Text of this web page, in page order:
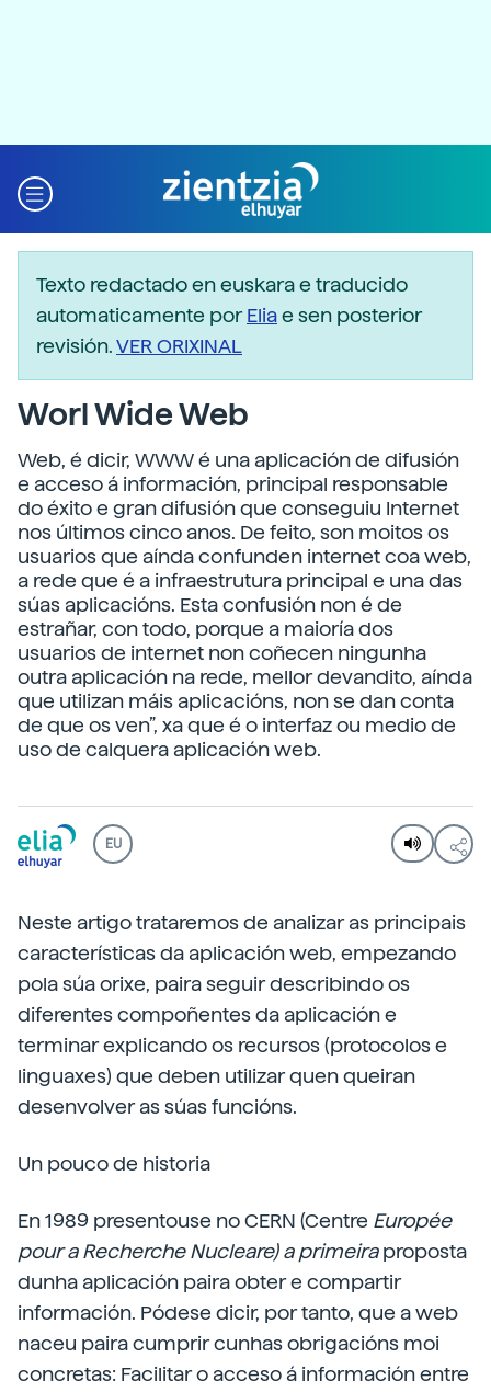
Texto redactado en euskara e traducido
automaticamente porEliae sen posterior
revisión.VER ORIXINAL
Worl Wide Web
Web, é dicir, WWW é una aplicación de difusión
e acceso á información, principal responsable
do éxito e gran difusión que conseguiu Internet
nos últimos cinco anos. De feito, son moitos os
usuarios que aínda confunden internet coa web,
a rede que é a infraestrutura principal e una das
súas aplicacións. Esta confusión non é de
estrañar, con todo, porque a maioría dos
usuarios de internet non coñecen ningunha
outra aplicación na rede, mellor devandito, aínda
que utilizan máis aplicacións, non se dan conta
de que os ven”, xa que é o interfaz ou medio de
uso de calquera aplicación web.
EU
Neste artigo trataremos de analizar as principais
características da aplicación web, empezando
pola súa orixe, paira seguir describindo os
diferentes compoñentes da aplicación e
terminar explicando os recursos (protocolos e
linguaxes) que deben utilizar quen queiran
desenvolver as súas funcións.
Un pouco de historia
En 1989 presentouse no CERN (Centre Europée
pour a Recherche Nucleare) a primeiraproposta
dunha aplicación paira obter e compartir
información. Pódese dicir, por tanto, que a web
naceu paira cumprir cunhas obrigacións moi
concretas: Facilitar o acceso á información entre